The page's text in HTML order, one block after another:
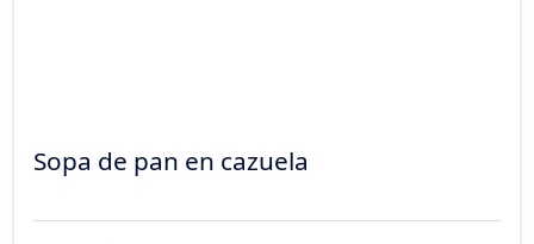
Sopa de pan en cazuela